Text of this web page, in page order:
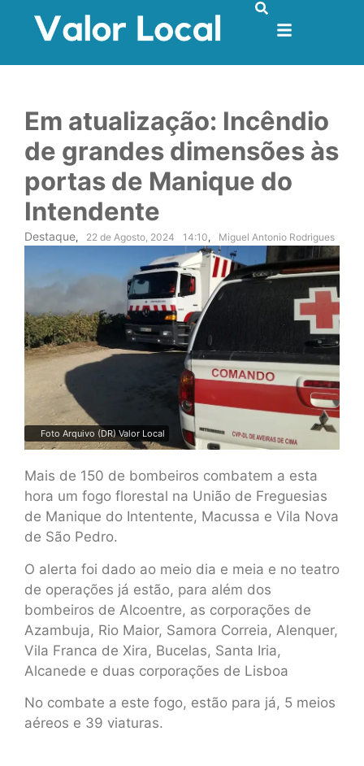
Em atualização: Incêndio
de grandes dimensões às
portas de Manique do
Intendente
Destaque, 22 de Agosto, 2024 14:10, Miguel Antonio Rodrigues
Foto Arquivo (DR) Valor Local
Mais de 150 de bombeiros combatem a esta
hora um fogo florestal na União de Freguesias
de Manique do Intentente, Macussa e Vila Nova
de São Pedro.
O alerta foi dado ao meio dia e meia e no teatro
de operações já estão, para além dos
bombeiros de Alcoentre, as corporações de
Azambuja, Rio Maior, Samora Correia, Alenquer,
Vila Franca de Xira, Bucelas, Santa Iria,
Alcanede e duas corporações de Lisboa
No combate a este fogo, estão para já, 5 meios
aéreos e 39 viaturas.